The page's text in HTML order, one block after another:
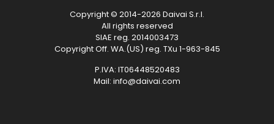
Copyright © 2014-2026 Daivai S.r.l.
All rights reserved
SIAE reg. 2014003473
Copyright Off. WA.(US) reg. TXu 1-963-845
P.IVA: IT06448520483
Mail: info@daivai.com